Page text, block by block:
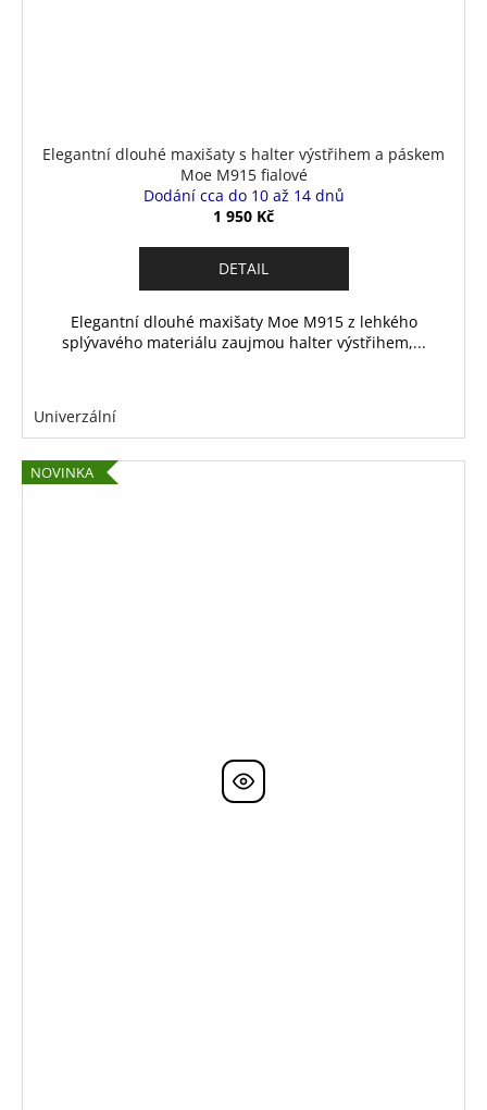
Elegantní dlouhé maxišaty s halter výstřihem a páskem
Moe M915 fialové
Dodání cca do 10 až 14 dnů
1 950 Kč
DETAIL
Elegantní dlouhé maxišaty Moe M915 z lehkého
splývavého materiálu zaujmou halter výstřihem,...
Univerzální
NOVINKA